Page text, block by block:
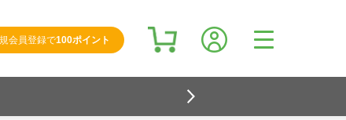
会員登録で100ポイント